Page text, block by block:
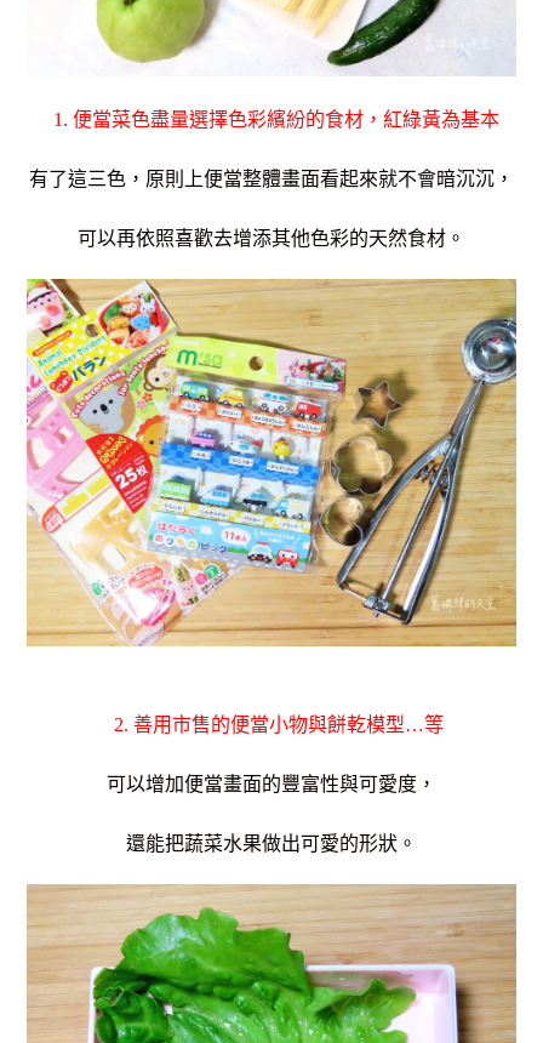
1. 便當菜色盡量選擇色彩繽紛的食材，紅綠黃為基本
有了這三色，原則上便當整體畫面看起來就不會暗沉沉，
可以再依照喜歡去增添其他色彩的天然食材。
2. 善用市售的便當小物與餅乾模型…等
可以增加便當畫面的豐富性與可愛度，
還能把蔬菜水果做出可愛的形狀。